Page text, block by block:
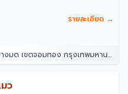
รายละเอียด →
เขตจอมทอง กรุงเทพมหานคร 10150
ว